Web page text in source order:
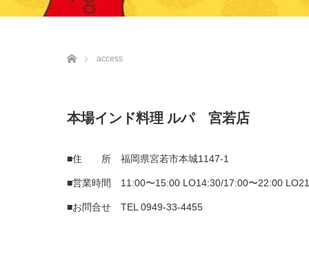
access
本場インド料理 ルパ 宮若店
■住 所 福岡県宮若市本城1147-1
■営業時間 11:00〜15:00 LO14:30/17:00〜22:00
■お問合せ TEL0949-33-4455